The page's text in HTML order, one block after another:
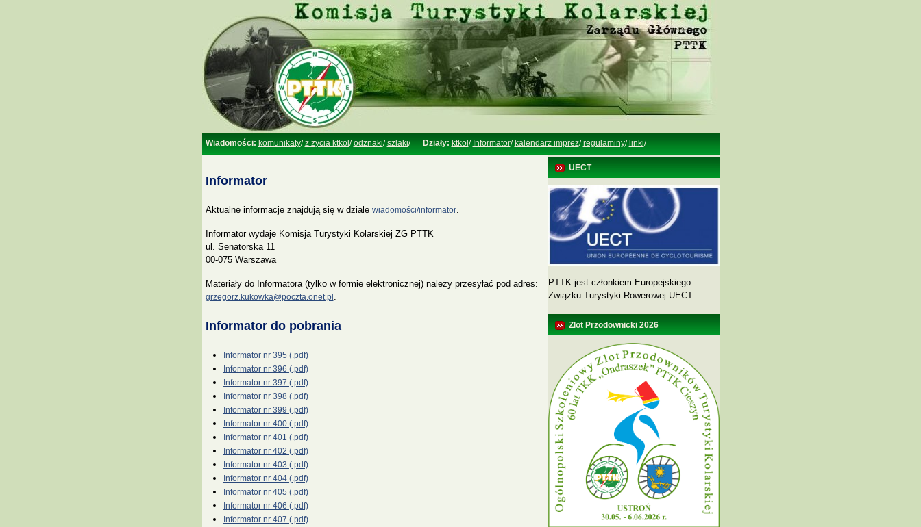
Wiadomości: komunikaty/z życia ktkol /odznaki/szlaki/ Działy: ktkol / Informator/ kalendarz imprez/regulaminy/ linki/
Informator
Aktualne informacje znajdują się w dziale wiadomości/informator.
Informator wydaje Komisja Turystyki Kolarskiej ZG PTTK
ul. Senatorska 11
00-075 Warszawa
Materiały do Informatora (tylko w formie elektronicznej) należy przesyłać pod adres:
grzegorz.kukowka@poczta.onet.pl
Informator do pobrania
Informator nr 395 (.pdf)
Informator nr 396 (.pdf)
Informator nr 397 (.pdf)
Informator nr 398 (.pdf)
Informator nr 399 (.pdf)
Informator nr 400 (.pdf)
Informator nr 401 (.pdf)
Informator nr 402 (.pdf)
Informator nr 403 (.pdf)
Informator nr 404 (.pdf)
Informator nr 405 (.pdf)
Informator nr 406 (.pdf)
Informator nr 407 (.pdf)
UECT
PTTK jest członkiem Europejskiego
Związku Turystyki Rowerowej UECT
Zlot Przodownicki 2026